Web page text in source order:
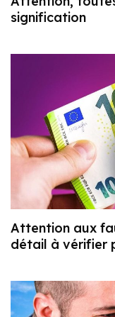
signification
Attention aux
détail à vérifier